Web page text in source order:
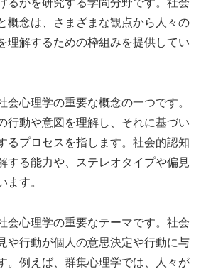
るかを研究する学問分野です。社会
概念は、さまざまな観点から人々の
理解するための枠組みを提供してい
会心理学の重要な概念の一つです。
行動や意図を理解し、それに基づい
るプロセスを指します。社会的認知
する能力や、ステレオタイプや偏見
ます。
会心理学の重要なテーマです。社会
や行動が個人の意思決定や行動に与
。例えば、群集心理学では、人々が